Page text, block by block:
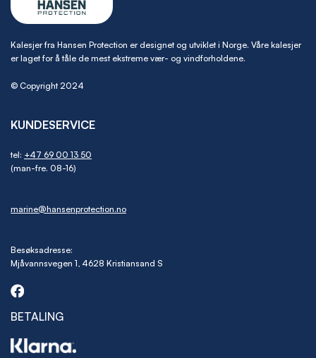
Kalesjer fra Hansen Protection er designet og utviklet i Norge. Våre kalesjer
er laget for å tåle de mest ekstreme vær- og vindforholdene.
© Copyright 2024
KUNDESERVICE
tel: +47 69 00 13 50
(man-fre. 08-16)
marine@hansenprotection.no
Besøksadresse:
Mjåvannsvegen 1, 4628 Kristiansand S
BETALING